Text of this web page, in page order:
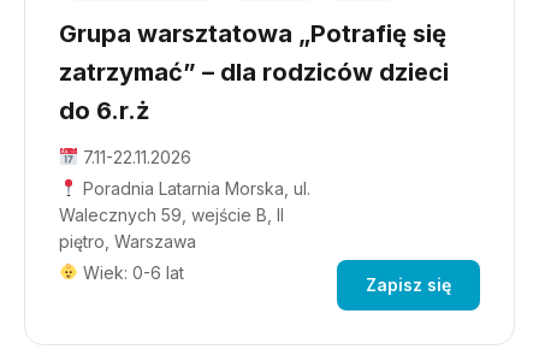
Grupa warsztatowa „Potrafię się
zatrzymać” – dla rodziców dzieci
do 6.r.ż
7.11-22.11.2026
Poradnia Latarnia Morska, ul.
Walecznych 59, wejście B, II
piętro, Warszawa
Wiek: 0-6 lat
Zapisz się